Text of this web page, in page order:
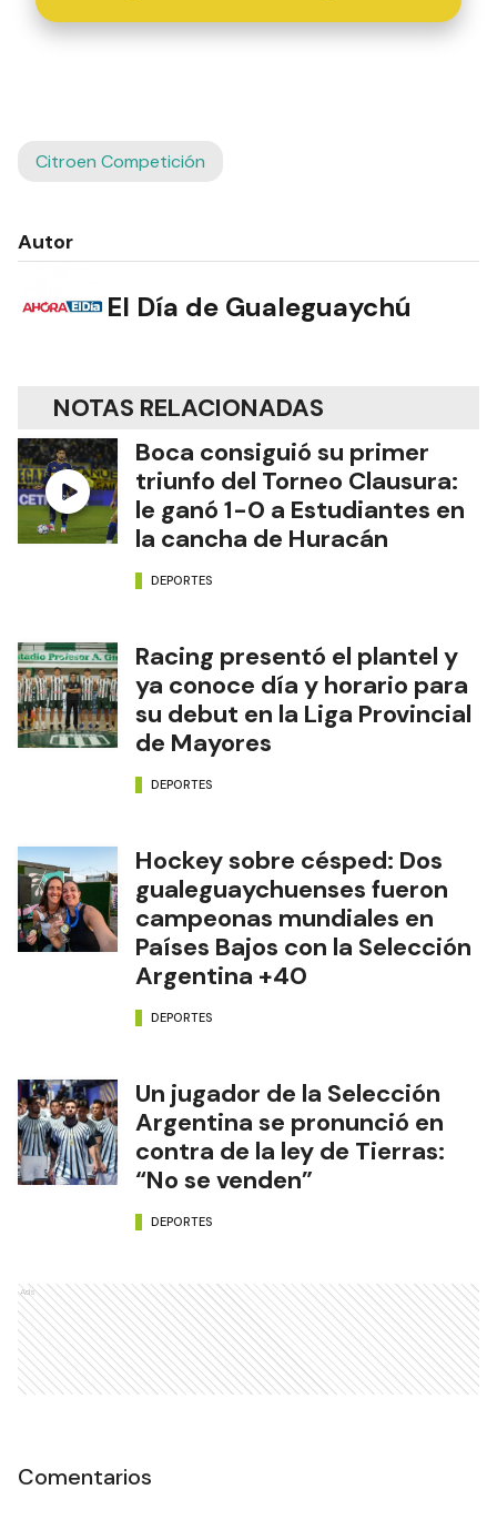
Citroen Competición
Autor
El Día de Gualeguaychú
NOTAS RELACIONADAS
Boca consiguió su primer
triunfo del Torneo Clausura:
le ganó 1-0 a Estudiantes en
la cancha de Huracán
DEPORTES
Racing presentó el plantel y
ya conoce día y horario para
su debut en la Liga Provincial
de Mayores
DEPORTES
Hockey sobre césped: Dos
gualeguaychuenses fueron
campeonas mundiales en
Países Bajos con la Selección
Argentina +40
DEPORTES
Un jugador de la Selección
Argentina se pronunció en
contra de la ley de Tierras:
“No se venden”
DEPORTES
Ads
Comentarios